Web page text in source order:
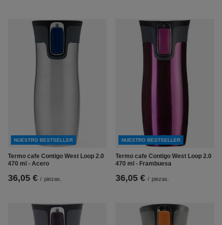
NUESTRO BESTSELLER
Termo cafe Contigo West Loop 2.0
470 ml - Acero
36,05 € / piezas.
NUESTRO BESTSELLER
Termo cafe Contigo West Loop 2.0
470 ml - Frambuesa
36,05 € / piezas.